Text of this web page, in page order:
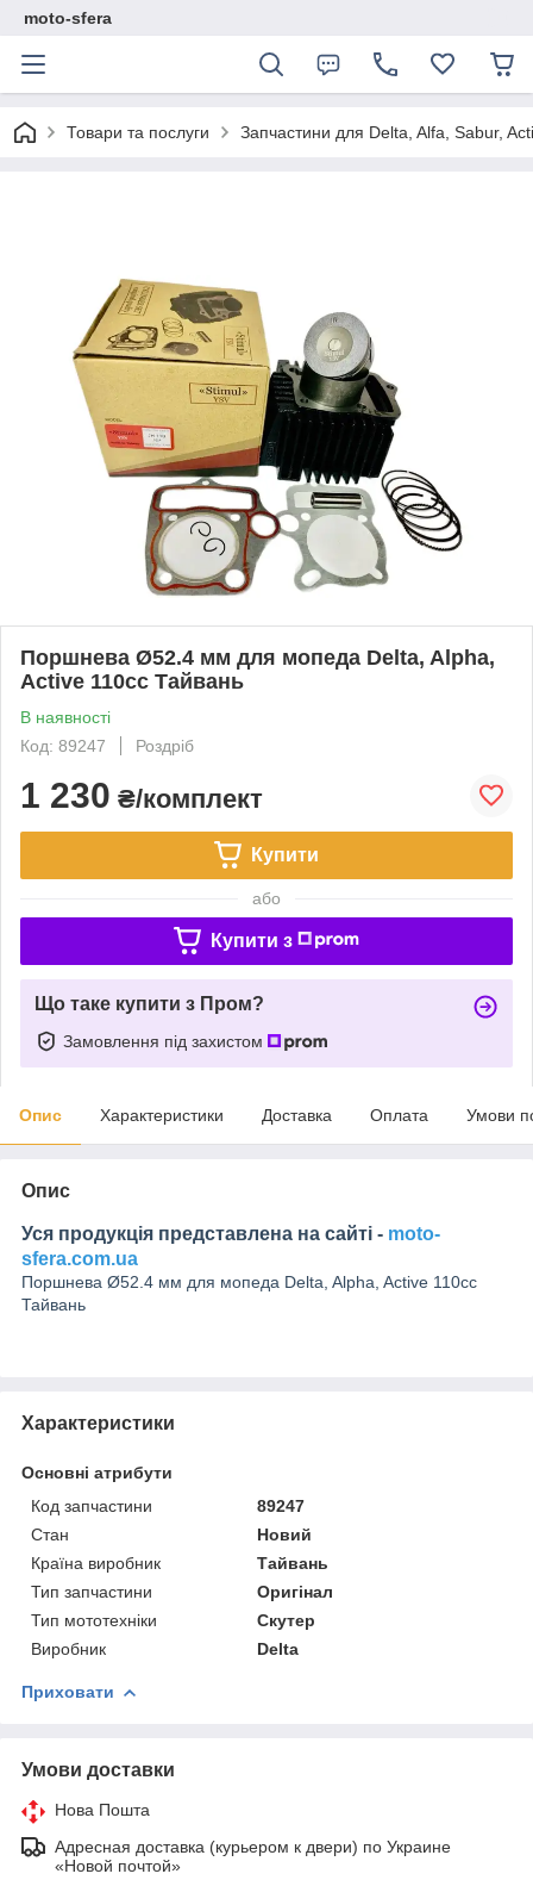
moto-sfera
Товари та послуги Запчастини для Delta, Alfa, Sabur,
Поршнева Ø52.4 мм для мопеда Delta, Alpha,
Active 110cc Тайвань
В наявності
Код: 89247
Роздріб
1 230 ₴/комплект
Купити
або
Купити з
Що таке купити з Пром?
Замовлення під захистом
Опис Характеристики Доставка Оплата Умови
Опис
Уся продукція представлена на сайті - moto-
sfera.com.ua
Поршнева Ø52.4 мм для мопеда Delta, Alpha, Active 110cc
Тайвань
Характеристики
Основні атрибути
Код запчастини
89247
Стан
Новий
Країна виробник
Тайвань
Тип запчастини
Оригінал
Тип мототехніки
Скутер
Виробник
Delta
Приховати
Умови доставки
Нова Пошта
Адресная доставка (курьером к двери) по Украине
«Новой почтой»